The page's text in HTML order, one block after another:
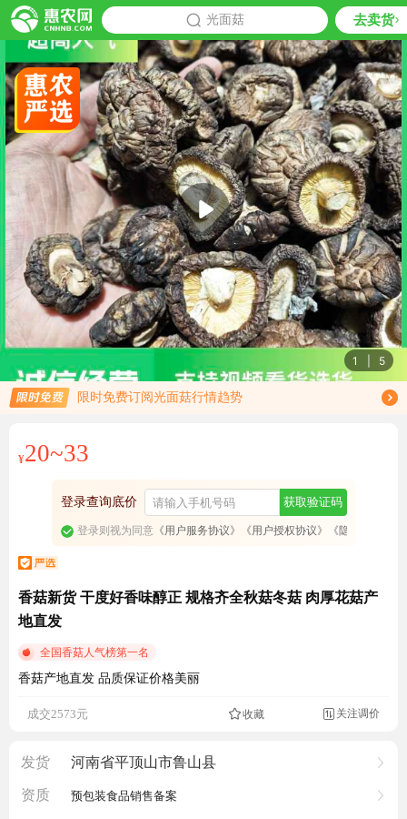
光面菇 去卖货
1 5
限时免费订阅光面菇行情趋势
免费订阅商品降价通知
¥20~33
登录查询底价 获取验证码
登录则视为同意《用户服务协议》 《用户授权协议》 《隐私政策》
香菇新货 干度好香味醇正 规格齐全秋菇冬菇 肉厚花菇产
地直发
全国香菇人气榜第一名
香菇产地直发 品质保证价格美丽
成交2573元 收藏 关注调价
发货 河南省平顶山市鲁山县
资质 预包装食品销售备案